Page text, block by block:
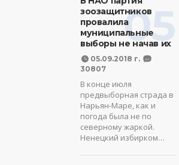
05
зоозащитников
провалила
муниципальные
выборы не начав их
05.09.2018 г.
30807
В конце июля
предвыборная страда в
Нарьян-Маре, как и
погода была не по
северному жаркой.
Ненецкий избирком…